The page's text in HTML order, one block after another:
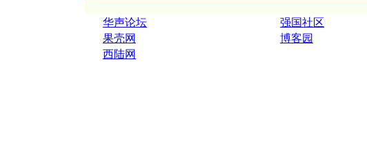
华声论坛 强国社区
果壳网
博客园
西陆网